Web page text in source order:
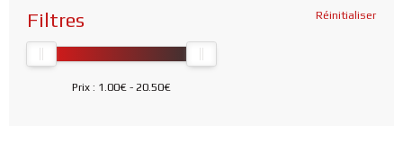
Filtres Réinitialiser
Prix : 1.00€ - 20.50€